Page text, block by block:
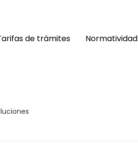
de trámites Normatividad